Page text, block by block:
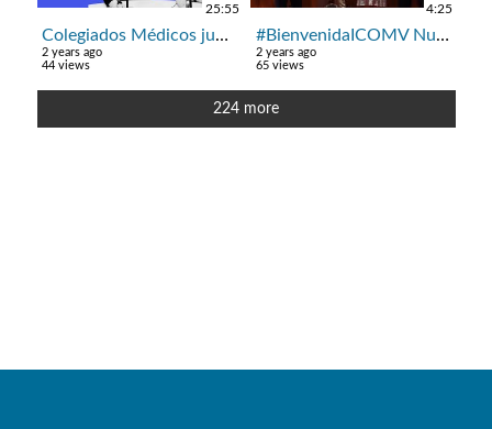
25:55
Colegiados Médicos junio: la Medicina Rural
2 years ago
44 views
4:25
#BienvenidaICOMV Nuevos Colegiados 2024
2 years ago
65 views
224 more